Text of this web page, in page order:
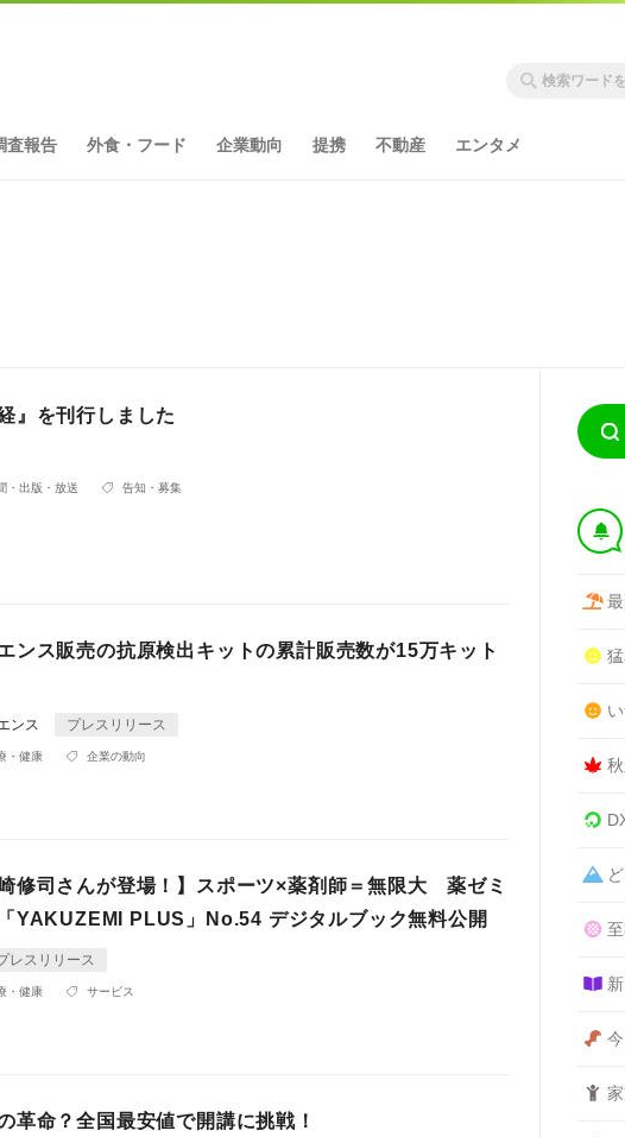
査報告 外食・フード 企業動向 提携 不動産 エンタメ
』を刊行しました
・出版・放送 告知・募集
ンス販売の抗原検出キットの累計販売数が15万キット
ンス プレスリリース
・健康 企業の動向
修司さんが登場！】スポーツ×薬剤師＝無限大 薬ゼミ
YAKUZEMI PLUS」No.54 デジタルブック無料公開
レスリリース
・健康 サービス
革命？全国最安値で開講に挑戦！
†